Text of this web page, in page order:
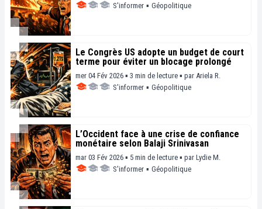
S'informer ▪ Géopolitique
Le Congrès US adopte un budget de court
terme pour éviter un blocage prolongé
mer 04 Fév 2026 ▪ 3 min de lecture ▪ par Ariela R.
S'informer ▪ Géopolitique
L’Occident face à une crise de confiance
monétaire selon Balaji Srinivasan
mar 03 Fév 2026 ▪ 5 min de lecture ▪ par Lydie M.
S'informer ▪ Géopolitique